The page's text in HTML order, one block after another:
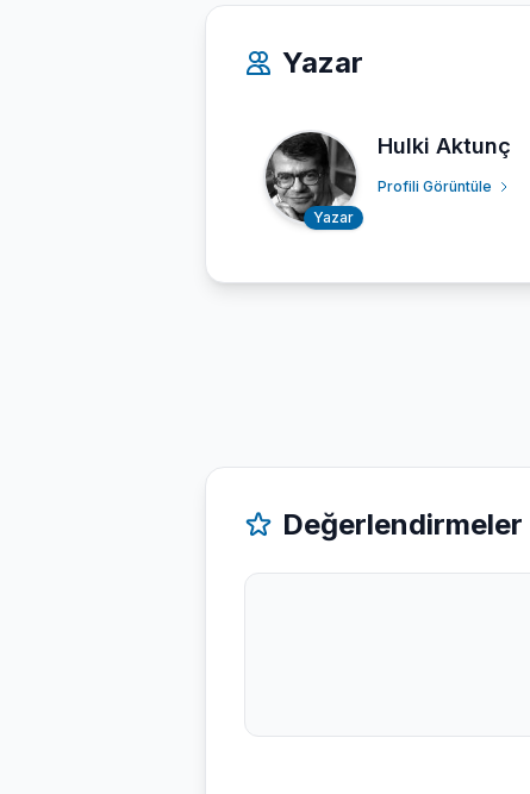
Yazar
Yazar
Hulki Aktunç
Profili Görüntüle
Değerlendirmeler